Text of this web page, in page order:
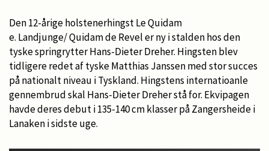
Den 12-årige holstenerhingst Le Quidam
e. Landjunge/ Quidam de Revel er ny i stalden hos den
tyske springrytter Hans-Dieter Dreher. Hingsten blev
tidligere redet af tyske Matthias Janssen med stor succes
på nationalt niveau i Tyskland. Hingstens internatioanle
gennembrud skal Hans-Dieter Dreher stå for. Ekvipagen
havde deres debut i 135-140 cm klasser på Zangersheide i
Lanaken i sidste uge.